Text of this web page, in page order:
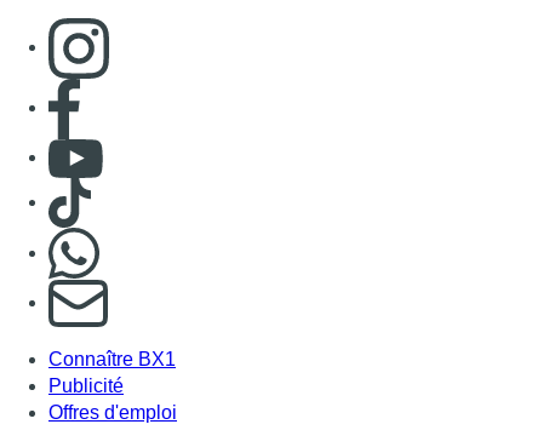
Connaître BX1
Publicité
Offres d'emploi
Contact
Mentions légales
Politique de cookies (UE)
Gérer les cookies